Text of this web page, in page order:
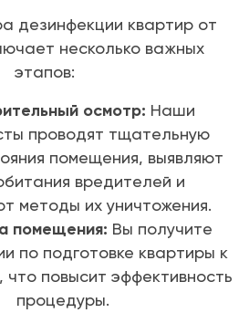
дезинфекции квартир от
несколько важных
этапов:
осмотр: Наши
проводят тщательную
помещения, выявляют
вредителей и
методы их уничтожения.
помещения: Вы получите
по подготовке квартиры к
что повысит эффективность
процедуры.